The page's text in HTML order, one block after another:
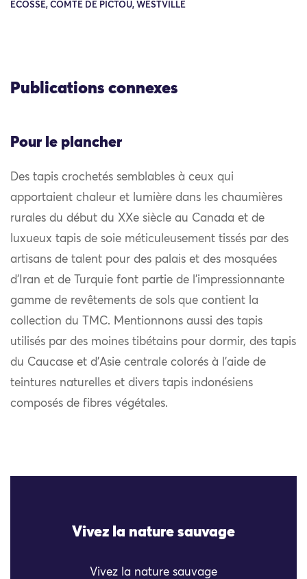
ÉCOSSE, COMTÉ DE PICTOU, WESTVILLE
Publications connexes
Pour le plancher
Des tapis crochetés semblables à ceux qui
apportaient chaleur et lumière dans les chaumières
rurales du début du XXe siècle au Canada et de
luxueux tapis de soie méticuleusement tissés par des
artisans de talent pour des palais et des mosquées
d’Iran et de Turquie font partie de l’impressionnante
gamme de revêtements de sols que contient la
collection du TMC. Mentionnons aussi des tapis
utilisés par des moines tibétains pour dormir, des tapis
du Caucase et d’Asie centrale colorés à l’aide de
teintures naturelles et divers tapis indonésiens
composés de fibres végétales.
Vivez la nature sauvage
Vivez la nature sauvage